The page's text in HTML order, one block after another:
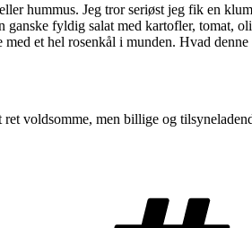
hummus. Jeg tror seriøst jeg fik en
fyldig salat med kartofler,
et hel rosenkål i munden. Hvad
voldsomme, men billige og